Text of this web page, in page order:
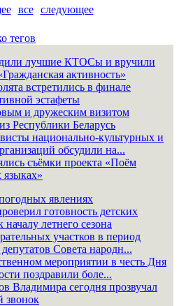
все следующее
тегов
лучшие КТОСы и вручили
активность»
встретились в финале
эстафеты
и дружеским визитом
Республики Беларусь
национально-культурных и
обсудили на...
съёмки проекта «Поём
явлениях
готовность детских
летнего сезона
участков в период
Совета народн...
мероприятии в честь Дня
поздравили боле...
Владимира сегодня прозвучал
звонок